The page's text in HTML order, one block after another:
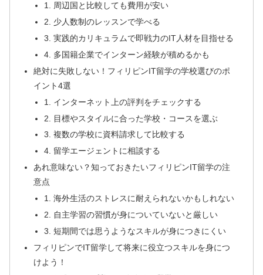
1. 周辺国と比較しても費用が安い
2. 少人数制のレッスンで学べる
3. 実践的カリキュラムで即戦力のIT人材を目指せる
4. 多国籍企業でインターン経験が積めるかも
絶対に失敗しない！フィリピンIT留学の学校選びのポ
イント4選
1. インターネット上の評判をチェックする
2. 目標やスタイルに合った学校・コースを選ぶ
3. 複数の学校に資料請求して比較する
4. 留学エージェントに相談する
あれ意味ない？知っておきたいフィリピンIT留学の注
意点
1. 海外生活のストレスに耐えられないかもしれない
2. 自主学習の習慣が身についていないと厳しい
3. 短期間では思うようなスキルが身につきにくい
フィリピンでIT留学して将来に役立つスキルを身につ
けよう！